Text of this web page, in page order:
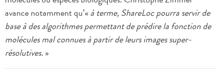
avance notamment qu’«à terme, ShareLoc pourra servir de
base à des algorithmes permettant de prédire la fonction de
molécules mal connues à partir de leurs images super-
résolutives.»